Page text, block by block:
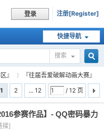
登录 注册[Register]
快捷导航
搜索
索
』
›
『往届吾爱破解动画大赛』
1
2 ... 12 / 12 页
参赛作品】- QQ密码暴力
接]